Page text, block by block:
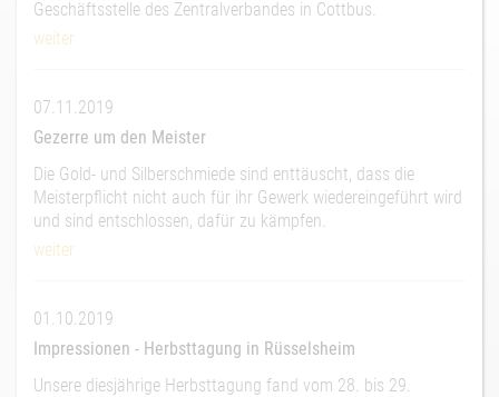
Geschäftsstelle des Zentralverbandes in Cottbus.
weiter
07.11.2019
Gezerre um den Meister
Die Gold- und Silberschmiede sind enttäuscht, dass die
Meisterpflicht nicht auch für ihr Gewerk wiedereingeführt wird
und sind entschlossen, dafür zu kämpfen.
weiter
01.10.2019
Impressionen - Herbsttagung in Rüsselsheim
Unsere diesjährige Herbsttagung fand vom 28. bis 29.